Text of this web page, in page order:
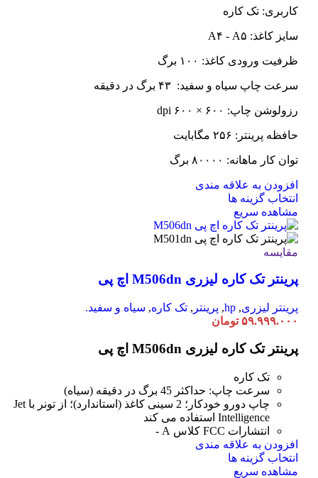
کاربری: تک کاره
سایز کاغذ: A۴ - A۵
ظرفیت ورودی کاغذ: ۱۰۰ برگ
سرعت چاپ سیاه و سفید: ۴۳ برگ در دقیقه
رزولوشن چاپ: ۶۰۰ × ۶۰۰ dpi
حافظه پرینتر: ۲۵۶ مگابایت
توان کار ماهانه: ۸۰۰۰۰ برگ
افزودن به علاقه مندی
انتخاب گزینه ها
دارای
انواع
باشد.
ها
ممکن
در
صفحه
انتخاب
شوند
مشاهده سریع
مقایسه
پرینتر تک کاره لیزری M506dn اچ پی
پرینتر لیزری,
hp
, پرینتر , تک کاره, سیاه و سفید.
۵۹.۹۹۹.۰۰۰ تومان
پرینتر تک کاره لیزری M506dn اچ پی
تک کاره
سرعت چاپ: حداکثر 45 برگ در دقیقه (سیاه)
چاپ دورو خودکار؛ 2 سینی کاغذ (استاندارد)؛ از تونر با Jet
Intelligence استفاده می کند
انتشارات FCC کلاس A -
افزودن به علاقه مندی
انتخاب گزینه ها
مشاهده سریع